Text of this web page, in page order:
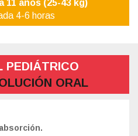
11 años (25-43 kg)
4-6 horas
PEDIÁTRICO
ORAL